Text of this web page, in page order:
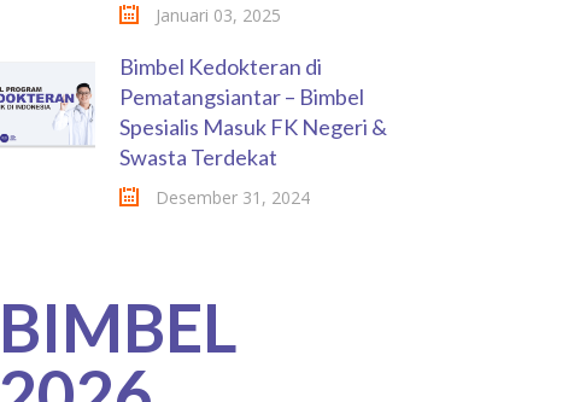
Januari 03, 2025
Bimbel Kedokteran di
Pematangsiantar – Bimbel
Spesialis Masuk FK Negeri &
Swasta Terdekat
Desember 31, 2024
BIMBEL